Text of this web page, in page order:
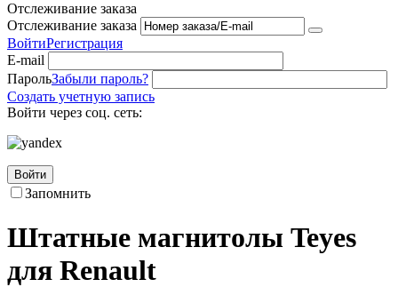
Отслеживание заказа
Отслеживание заказа
ВойтиРегистрация
E-mail
ПарольЗабыли пароль?
Создать учетную запись
Войти через соц. сеть:
Войти
Запомнить
Штатные магнитолы Teyes
для Renault